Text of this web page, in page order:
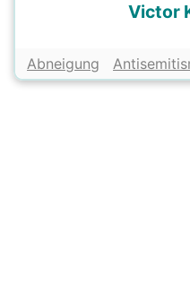
Victor
Abneigung